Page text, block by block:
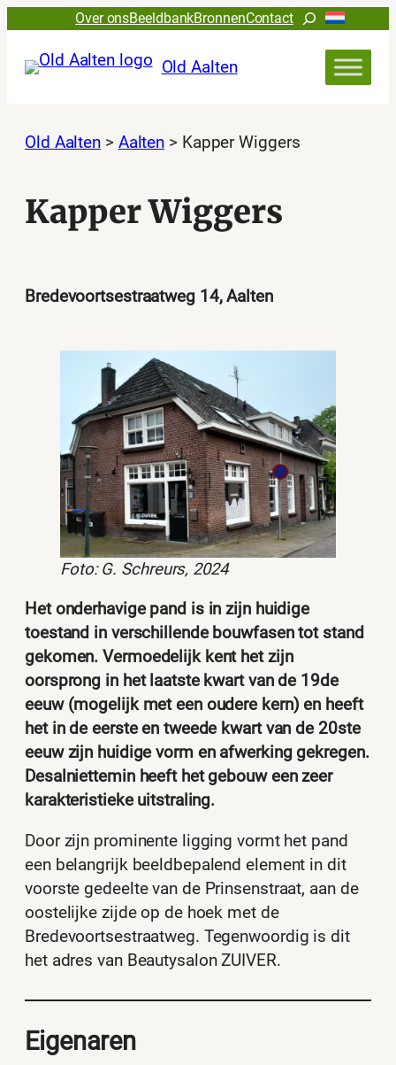
Over onsBeeldbankBronnenContactZoeken
Old Aalten
Old Aalten > Aalten > Kapper Wiggers
Kapper Wiggers
Bredevoortsestraatweg 14, Aalten
Foto: G. Schreurs, 2024
Het onderhavige pand is in zijn huidige
toestand in verschillende bouwfasen tot stand
gekomen. Vermoedelijk kent het zijn
oorsprong in het laatste kwart van de 19de
eeuw (mogelijk met een oudere kern) en heeft
het in de eerste en tweede kwart van de 20ste
eeuw zijn huidige vorm en afwerking gekregen.
Desalniettemin heeft het gebouw een zeer
karakteristieke uitstraling.
Door zijn prominente ligging vormt het pand
een belangrijk beeldbepalend element in dit
voorste gedeelte van de Prinsenstraat, aan de
oostelijke zijde op de hoek met de
Bredevoortsestraatweg. Tegenwoordig is dit
het adres van Beautysalon ZUIVER.
Eigenaren